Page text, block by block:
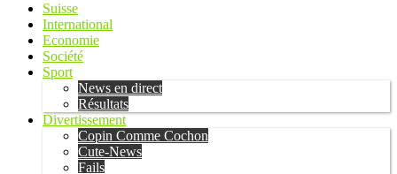
Suisse
International
Economie
Société
Sport
News en direct
Résultats
Divertissement
Copin Comme Cochon
Cute-News
Fails